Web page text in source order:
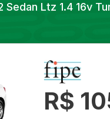
Sedan Ltz 1.4 16v
R$